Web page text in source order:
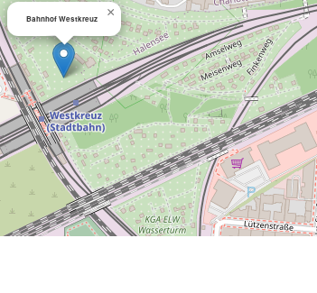
Bahnhof Westkreuz ×